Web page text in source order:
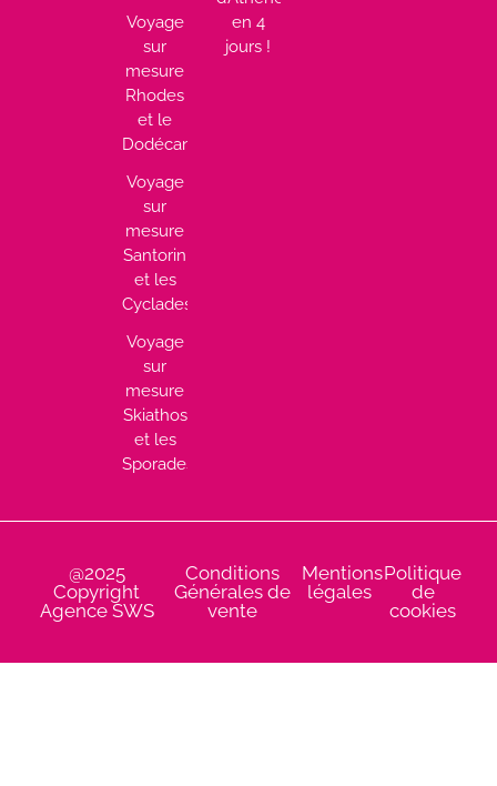
Voyage
sur
mesure
Rhodes
et le
Dodécanèse
Voyage
sur
mesure
Santorin
et les
Cyclades
Voyage
sur
mesure
Skiathos
et les
Sporades
en 4
jours !
@2025
Copyright
Agence SWS
Conditions
Générales de
vente
Mentions
légales
Politique
de
cookies